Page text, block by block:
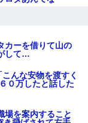
カーを借りて山の
して…
んな安物を渡すく
０万したと話した
場を案内すること